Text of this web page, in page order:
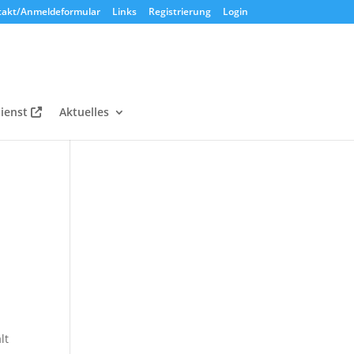
Anmeldeformular Links Registrierung Login
Aktuelles